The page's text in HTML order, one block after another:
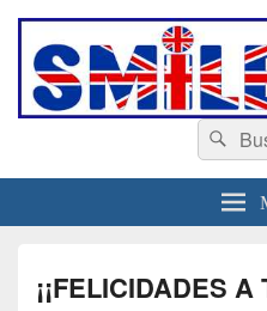
escuelasmiles.es
Buscar
por:
¡¡FELICIDADES